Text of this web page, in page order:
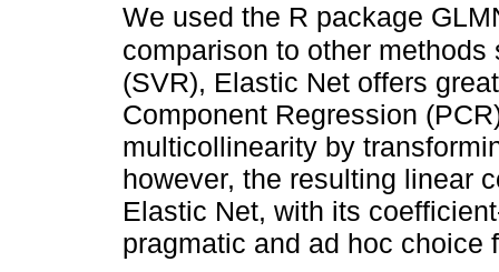
We used the R package
comparison to other
(SVR), Elastic Net offers
Component Regression
multicollinearity by
however, the resulting linear
Elastic Net, with its
pragmatic and ad hoc choice